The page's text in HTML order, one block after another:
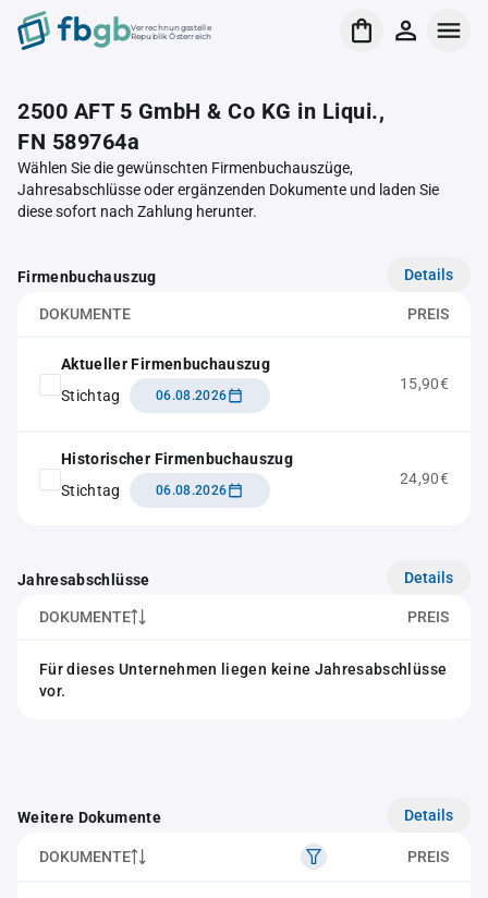
Verrechnungsstelle
Republik Österreich
2500 AFT 5 GmbH & Co KG in Liqui.,
FN 589764a
Wählen Sie die gewünschten Firmenbuchauszüge,
Jahresabschlüsse oder ergänzenden Dokumente und laden Sie
diese sofort nach Zahlung herunter.
Firmenbuchauszug Details
DOKUMENTE PREIS
Aktueller Firmenbuchauszug
Stichtag
06.08.2026
15,90€
Historischer Firmenbuchauszug
Stichtag
06.08.2026
24,90€
Jahresabschlüsse Details
DOKUMENTE PREIS
Für dieses Unternehmen liegen keine Jahresabschlüsse
vor.
Weitere Dokumente Details
DOKUMENTE PREIS